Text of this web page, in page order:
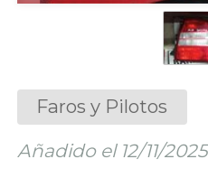
Faros y Pilotos
Añadido el 12/11/2025